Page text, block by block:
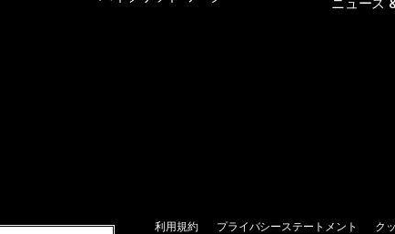
利用規約 プライバシーステートメント ク